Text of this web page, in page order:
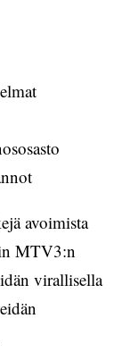
avoimista
MTV3:n
virallisella